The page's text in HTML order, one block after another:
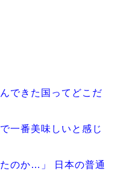
できた国ってどこだ
一番美味しいと感じ
のか…」 日本の普通